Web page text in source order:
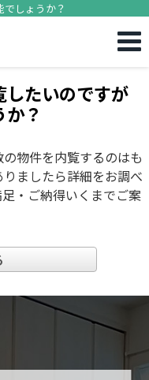
しょうか？
たいのですが
？
物件を内覧するのはも
ましたら詳細をお調べ
・ご納得いくまでご案